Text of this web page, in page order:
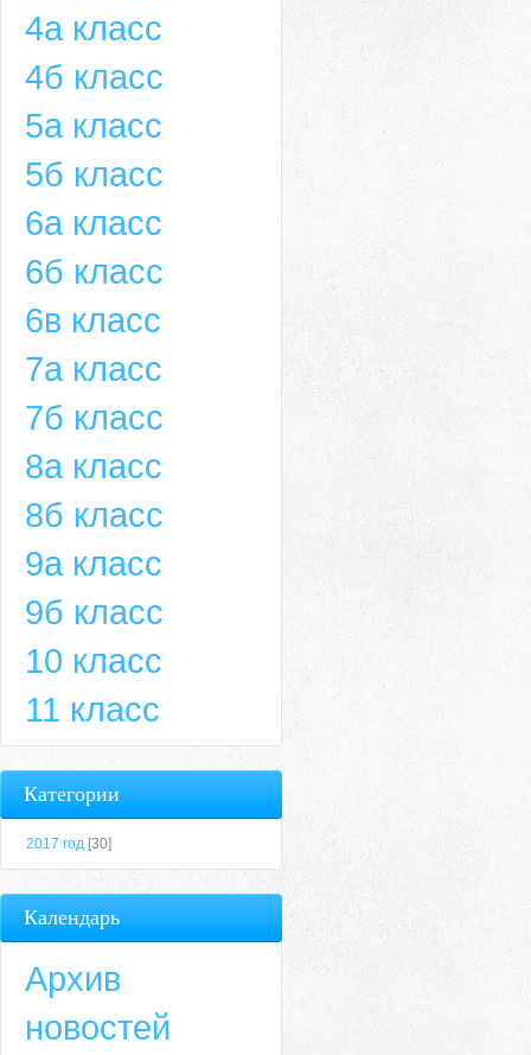
4а класс
4б класс
5а класс
5б класс
6а класс
6б класс
6в класс
7а класс
7б класс
8а класс
8б класс
9а класс
9б класс
10 класс
11 класс
Категории
2017 год [30]
Календарь
Архив
новостей